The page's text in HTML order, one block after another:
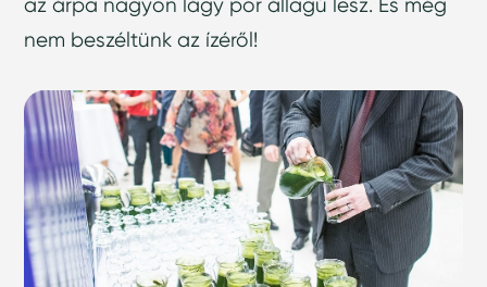
nem beszéltünk az ízéről!